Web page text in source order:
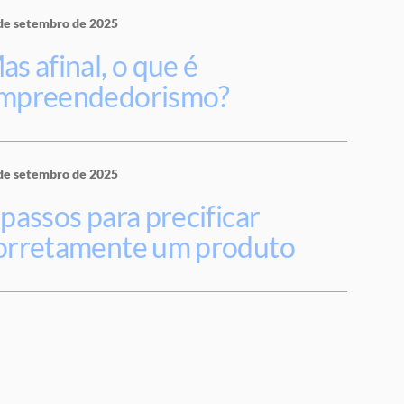
setembro de 2025
afinal, o que é
setembro de 2025
para precificar
um produto